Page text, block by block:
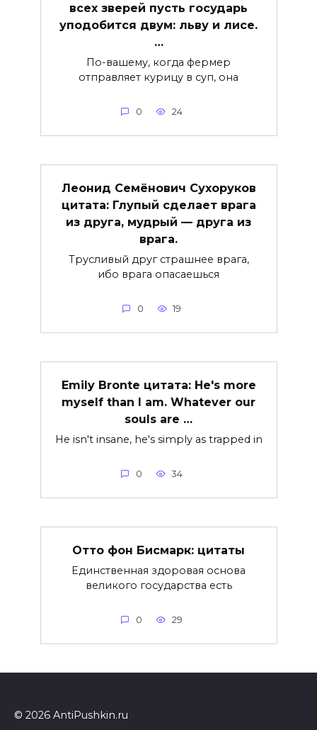
всех зверей пусть государь
уподобится двум: льву и лисе.
…
По-вашему, когда фермер
отправляет курицу в суп, она
0 24
Леонид Семёнович Сухоруков
цитата: Глупый сделает врага
из друга, мудрый — друга из
врага.
Трусливый друг страшнее врага,
ибо врага опасаешься
0 19
Emily Bronte цитата: He's more
myself than I am. Whatever our
souls are …
He isn't insane, he's simply as trapped in
0 34
Отто фон Бисмарк: цитаты
Единственная здоровая основа
великого государства есть
0 29
© 2026 AntiPushkin.ru